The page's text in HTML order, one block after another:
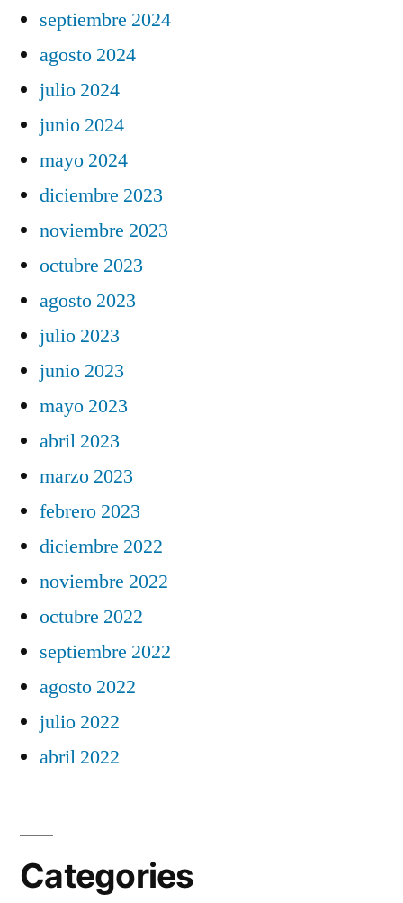
septiembre 2024
agosto 2024
julio 2024
junio 2024
mayo 2024
diciembre 2023
noviembre 2023
octubre 2023
agosto 2023
julio 2023
junio 2023
mayo 2023
abril 2023
marzo 2023
febrero 2023
diciembre 2022
noviembre 2022
octubre 2022
septiembre 2022
agosto 2022
julio 2022
abril 2022
Categories